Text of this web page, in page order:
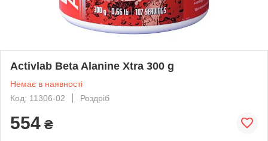
Activlab Beta Alanine Xtra 300 g
Немає в наявності
Код: 11306-02
Роздріб
554 ₴